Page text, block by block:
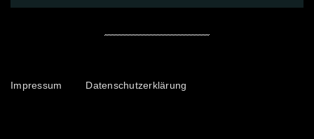
Impressum Datenschutzerklärung